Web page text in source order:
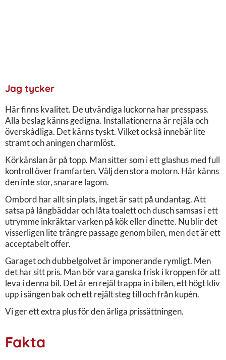
Jag tycker
Här finns kvalitet. De utvändiga luckorna har presspass.
Alla beslag känns gedigna. Installationerna är rejäla och
överskådliga. Det känns tyskt. Vilket också innebär lite
stramt och aningen charmlöst.
Körkänslan är på topp. Man sitter som i ett glashus med full
kontroll över framfarten. Välj den stora motorn. Här känns
den inte stor, snarare lagom.
Ombord har allt sin plats, inget är satt på undantag. Att
satsa på långbäddar och låta toalett och dusch samsas i ett
utrymme inkräktar varken på kök eller dinette. Nu blir det
visserligen lite trängre passage genom bilen, men det är ett
acceptabelt offer.
Garaget och dubbelgolvet är imponerande rymligt. Men
det har sitt pris. Man bör vara ganska frisk i kroppen för att
leva i denna bil. Det är en rejäl trappa in i bilen, ett högt kliv
upp i sängen bak och ett rejält steg till och från kupén.
Vi ger ett extra plus för den ärliga prissättningen.
Fakta